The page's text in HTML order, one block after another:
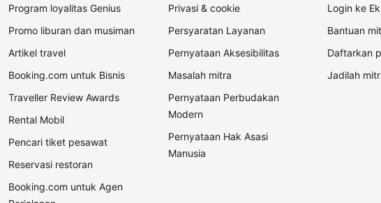
Program loyalitas Genius
Promo liburan dan musiman
Artikel travel
Booking.com untuk Bisnis
Traveller Review Awards
Rental Mobil
Pencari tiket pesawat
Reservasi restoran
Booking.com untuk Agen
Privasi & cookie
Persyaratan Layanan
Pernyataan Aksesibilitas
Masalah mitra
Pernyataan Perbudakan
Modern
Pernyataan Hak Asasi
Manusia
Login ke
Bantuan
Daftarkan
Jadilah